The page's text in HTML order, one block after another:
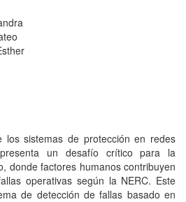
los sistemas de protección en redes
un desafío crítico para la
donde factores humanos contribuyen
operativas según la NERC. Este
de detección de fallas basado en